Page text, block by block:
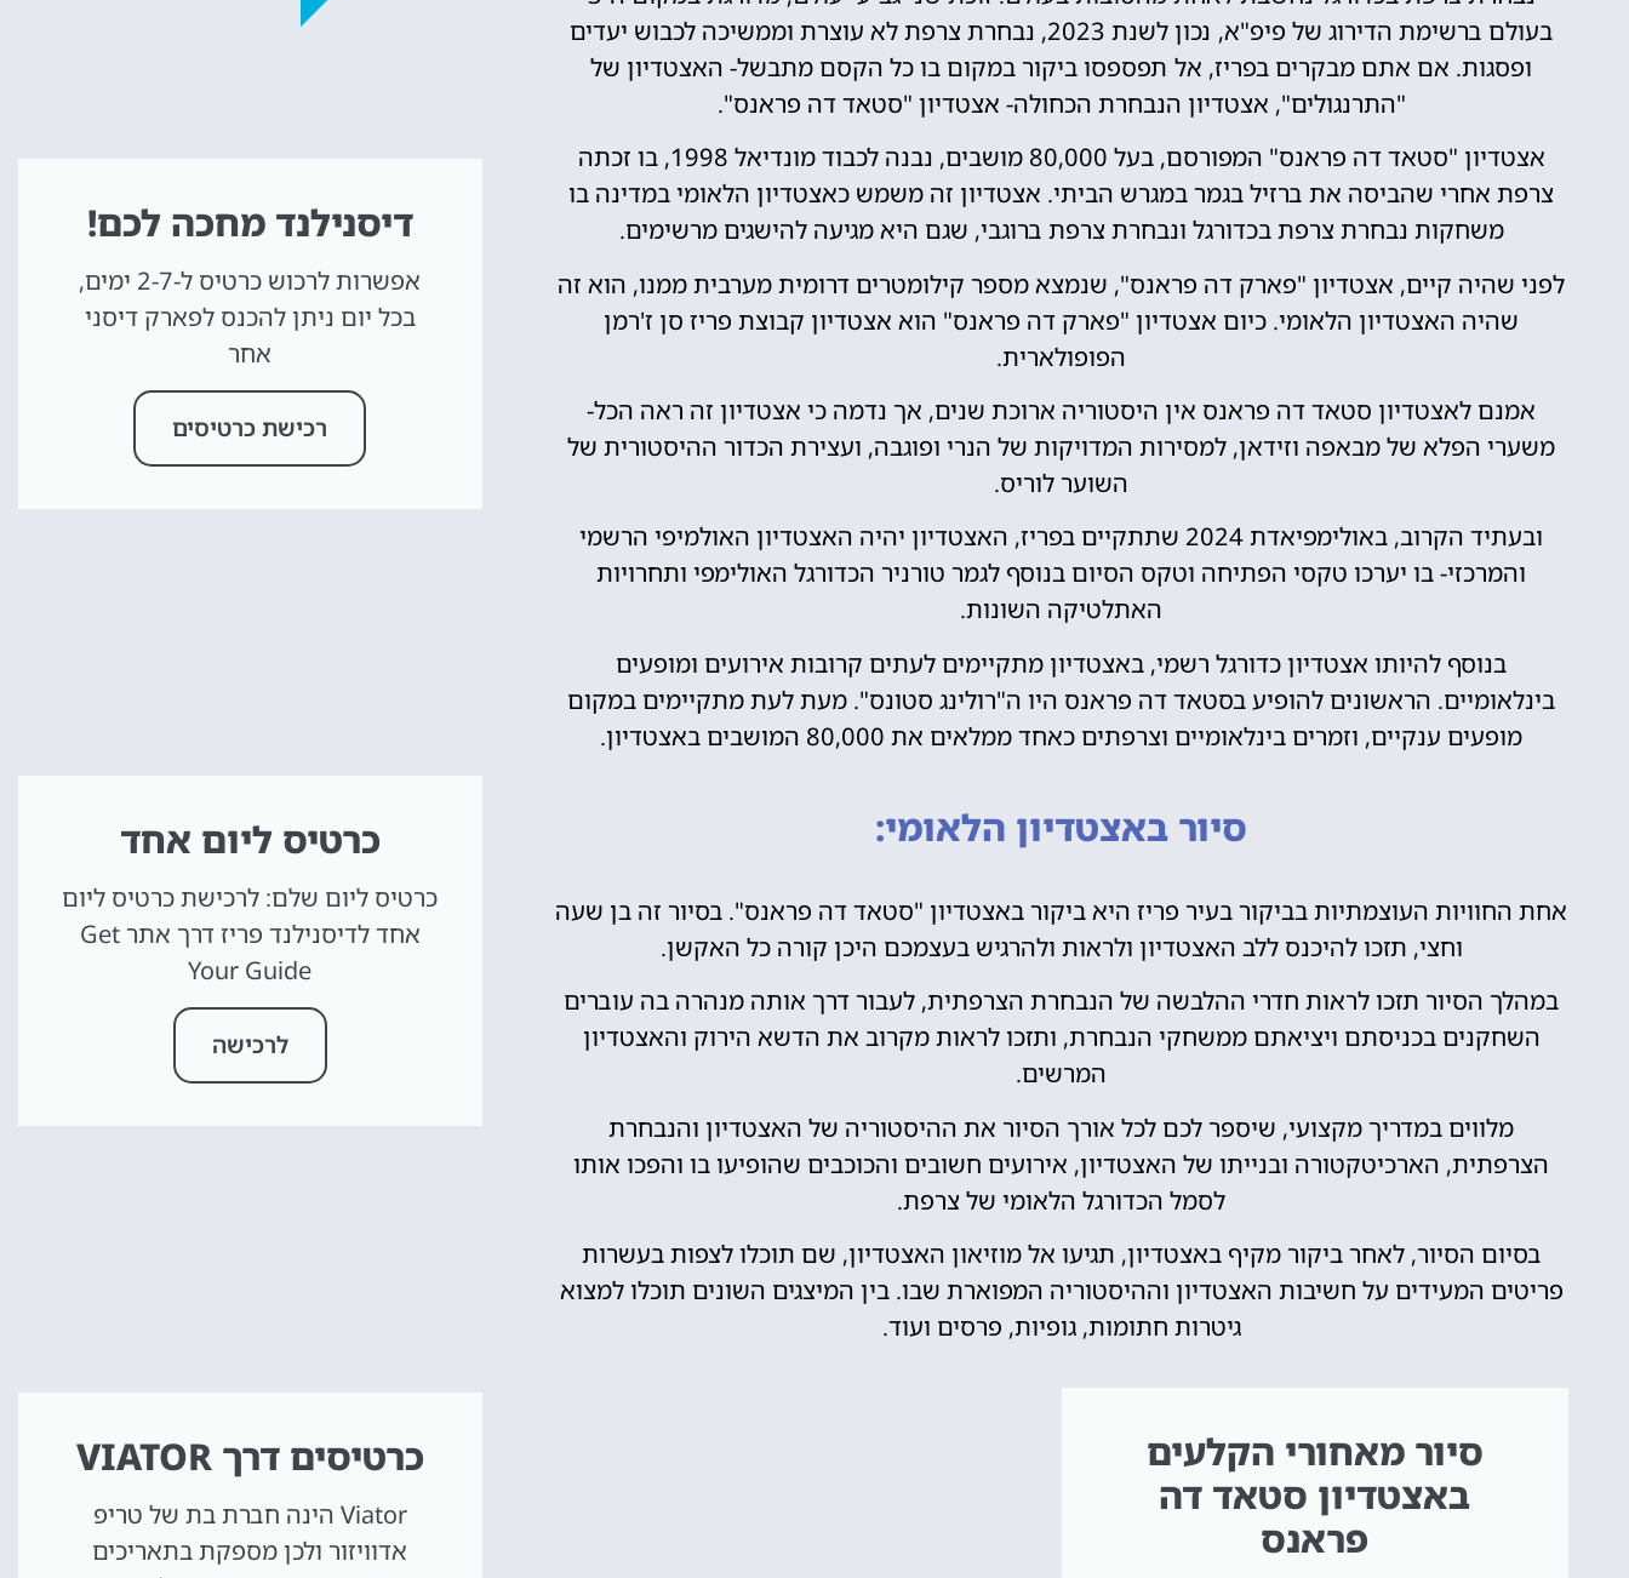
בעולם ברשימת הדירוג של פיפ"א, נכון לשנת 2023, נבחרת צרפת לא עוצרת וממשיכה לכבוש יעדים
ופסגות. אם אתם מבקרים בפריז, אל תפספסו ביקור במקום בו כל הקסם מתבשל- האצטדיון של
"התרנגולים", אצטדיון הנבחרת הכחולה- אצטדיון "סטאד דה פראנס".
אצטדיון "סטאד דה פראנס" המפורסם, בעל 80,000 מושבים, נבנה לכבוד מונדיאל 1998, בו זכתה
צרפת אחרי שהביסה את ברזיל בגמר במגרש הביתי. אצטדיון זה משמש כאצטדיון הלאומי במדינה בו
משחקות נבחרת צרפת בכדורגל ונבחרת צרפת ברוגבי, שגם היא מגיעה להישגים מרשימים.
לפני שהיה קיים, אצטדיון "פארק דה פראנס", שנמצא מספר קילומטרים דרומית מערבית ממנו, הוא זה
שהיה האצטדיון הלאומי. כיום אצטדיון "פארק דה פראנס" הוא אצטדיון קבוצת פריז סן ז'רמן
הפופולארית.
אמנם לאצטדיון סטאד דה פראנס אין היסטוריה ארוכת שנים, אך נדמה כי אצטדיון זה ראה הכל-
משערי הפלא של מבאפה וזידאן, למסירות המדויקות של הנרי ופוגבה, ועצירת הכדור ההיסטורית של
השוער לוריס.
ובעתיד הקרוב, באולימפיאדת 2024 שתתקיים בפריז, האצטדיון יהיה האצטדיון האולמיפי הרשמי
והמרכזי- בו יערכו טקסי הפתיחה וטקס הסיום בנוסף לגמר טורניר הכדורגל האולימפי ותחרויות
האתלטיקה השונות.
בנוסף להיותו אצטדיון כדורגל רשמי, באצטדיון מתקיימים לעתים קרובות אירועים ומופעים
בינלאומיים. הראשונים להופיע בסטאד דה פראנס היו ה"רולינג סטונס". מעת לעת מתקיימים במקום
מופעים ענקיים, וזמרים בינלאומיים וצרפתים כאחד ממלאים את 80,000 המושבים באצטדיון.
סיור באצטדיון הלאומי:
אחת החוויות העוצמתיות בביקור בעיר פריז היא ביקור באצטדיון "סטאד דה פראנס". בסיור זה בן שעה
וחצי, תזכו להיכנס ללב האצטדיון ולראות ולהרגיש בעצמכם היכן קורה כל האקשן.
במהלך הסיור תזכו לראות חדרי ההלבשה של הנבחרת הצרפתית, לעבור דרך אותה מנהרה בה עוברים
השחקנים בכניסתם ויציאתם ממשחקי הנבחרת, ותזכו לראות מקרוב את הדשא הירוק והאצטדיון
המרשים.
מלווים במדריך מקצועי, שיספר לכם לכל אורך הסיור את ההיסטוריה של האצטדיון והנבחרת
הצרפתית, הארכיטקטורה ובנייתו של האצטדיון, אירועים חשובים והכוכבים שהופיעו בו והפכו אותו
לסמל הכדורגל הלאומי של צרפת.
בסיום הסיור, לאחר ביקור מקיף באצטדיון, תגיעו אל מוזיאון האצטדיון, שם תוכלו לצפות בעשרות
פריטים המעידים על חשיבות האצטדיון וההיסטוריה המפוארת שבו. בין המיצגים השונים תוכלו למצוא
גיטרות חתומות, גופיות, פרסים ועוד.
סיור מאחורי הקלעים
באצטדיון סטאד דה
פראנס
דיסנילנד מחכה לכם!
אפשרות לרכוש כרטיס ל-2-7 ימים,
בכל יום ניתן להכנס לפארק דיסני
אחר
רכישת כרטיסים
כרטיס ליום אחד
כרטיס ליום שלם: לרכישת כרטיס ליום
אחד לדיסנילנד פריז דרך אתר Get
Your Guide
לרכישה
כרטיסים דרך VIATOR
Viator הינה חברת בת של טריפ
אדוויזור ולכן מספקת בתאריכים